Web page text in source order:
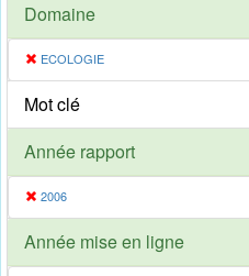
Domaine
ECOLOGIE
Mot clé
Année rapport
2006
Année mise en ligne